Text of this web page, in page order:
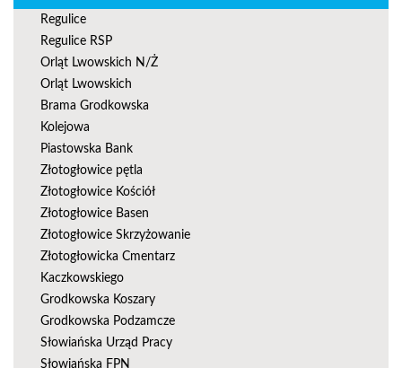
Regulice
Regulice RSP
Orląt Lwowskich N/Ż
Orląt Lwowskich
Brama Grodkowska
Kolejowa
Piastowska Bank
Złotogłowice pętla
Złotogłowice Kościół
Złotogłowice Basen
Złotogłowice Skrzyżowanie
Złotogłowicka Cmentarz
Kaczkowskiego
Grodkowska Koszary
Grodkowska Podzamcze
Słowiańska Urząd Pracy
Słowiańska FPN